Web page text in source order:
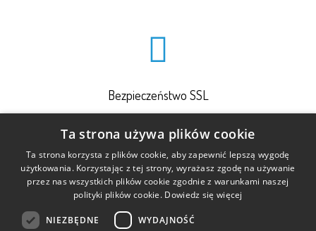
Bezpieczeństwo SSL
Opinie Google...
Ta strona używa plików cookie
Ta strona korzysta z plików cookie, aby zapewnić lepszą wygodę
użytkowania. Korzystając z tej strony, wyrażasz zgodę na używanie
przez nas wszystkich plików cookie zgodnie z warunkami naszej
polityki plików cookie. Dowiedz się więcej
NIEZBĘDNE WYDAJNOŚĆ